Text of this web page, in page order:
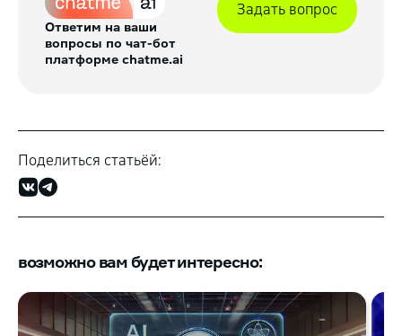
Ответим на ваши
вопросы по чат-бот
платформе chatme.ai
Задать вопрос
Поделиться статьёй:
возможно вам будет интересно: